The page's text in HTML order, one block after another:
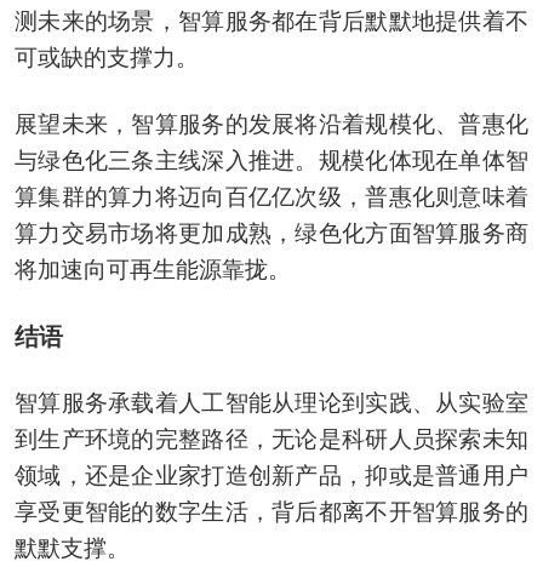
测未来的场景，智算服务都在背后默默地提供着不
可或缺的支撑力。
展望未来，智算服务的发展将沿着规模化、普惠化
与绿色化三条主线深入推进。规模化体现在单体智
算集群的算力将迈向百亿亿次级，普惠化则意味着
算力交易市场将更加成熟，绿色化方面智算服务商
将加速向可再生能源靠拢。
结语
智算服务承载着人工智能从理论到实践、从实验室
到生产环境的完整路径，无论是科研人员探索未知
领域，还是企业家打造创新产品，抑或是普通用户
享受更智能的数字生活，背后都离不开智算服务的
默默支撑。